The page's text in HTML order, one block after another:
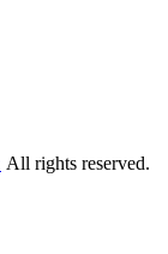
All rights reserved.